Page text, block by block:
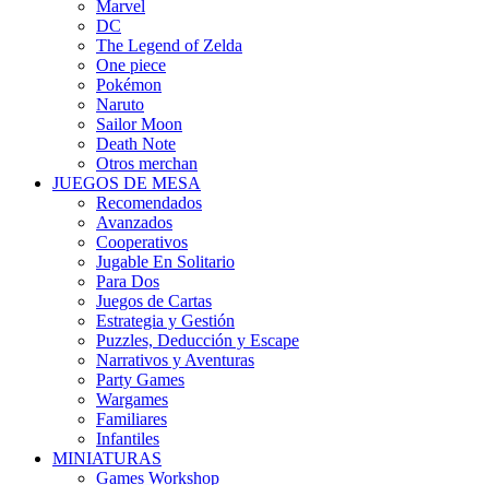
Marvel
DC
The Legend of Zelda
One piece
Pokémon
Naruto
Sailor Moon
Death Note
Otros merchan
JUEGOS DE MESA
Recomendados
Avanzados
Cooperativos
Jugable En Solitario
Para Dos
Juegos de Cartas
Estrategia y Gestión
Puzzles, Deducción y Escape
Narrativos y Aventuras
Party Games
Wargames
Familiares
Infantiles
MINIATURAS
Games Workshop